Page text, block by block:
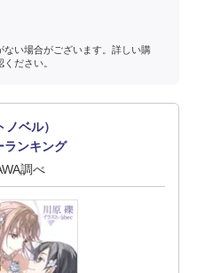
い場合がございます。詳しい購
ださい。
ベル）
ランキング
調べ